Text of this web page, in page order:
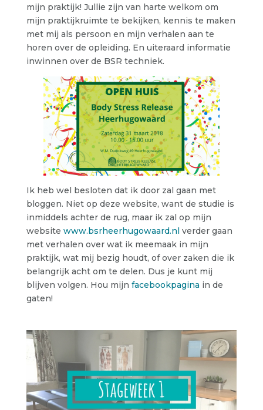
mijn praktijk! Jullie zijn van harte welkom om
mijn praktijkruimte te bekijken, kennis te maken
met mij als persoon en mijn verhalen aan te
horen over de opleiding. En uiteraard informatie
inwinnen over de BSR techniek.
Ik heb wel besloten dat ik door zal gaan met
bloggen. Niet op deze website, want de studie is
inmiddels achter de rug, maar ik zal op mijn
website www.bsrheerhugowaard.nlverder gaan
met verhalen over wat ik meemaak in mijn
praktijk, wat mij bezig houdt, of over zaken die ik
belangrijk acht om te delen. Dus je kunt mij
blijven volgen. Hou mijn facebookpagina in de
gaten!